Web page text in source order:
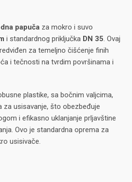
papuča za mokro i suvo
i standardnog priključka DN 35. Ovaj
za temeljno čišćenje finih
i tečnosti na tvrdim površinama i
plastike, sa bočnim valjcima,
usisavanje, što obezbeđuje
i efikasno uklanjanje prljavštine
Ovo je standardna oprema za
usisivače.